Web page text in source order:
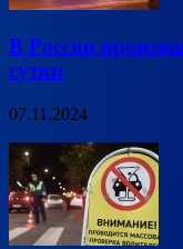
В России
сутки
07.11.2024